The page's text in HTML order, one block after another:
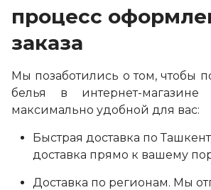
процесс
заказа
Мы позаботились о том, чтобы
белья в интернет-магазине
максимально удобной для вас:
Быстрая доставка по
доставка прямо к вашему
Доставка по регионам. Мы